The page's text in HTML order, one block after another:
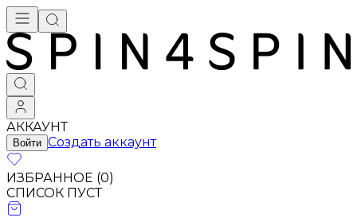
АККАУНТ
Войти Создать аккаунт
ИЗБРАННОЕ (0)
СПИСОК ПУСТ